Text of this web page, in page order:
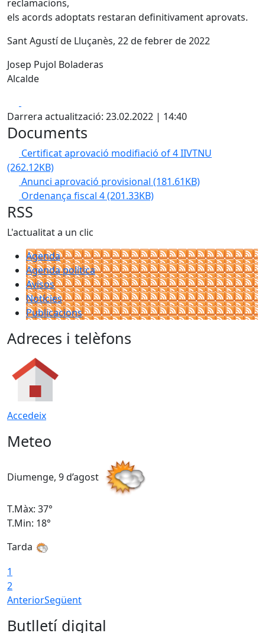
reclamacions,
els acords adoptats restaran definitivament aprovats.
Sant Agustí de Lluçanès, 22 de febrer de 2022
Josep Pujol Boladeras
Alcalde
Darrera actualització: 23.02.2022 | 14:40
Documents
Certificat aprovació modifiació of 4 IIVTNU
(262.12KB)
Anunci aprovació provisional (181.61KB)
Ordenança fiscal 4(201.33KB)
RSS
L'actualitat a un clic
Agenda
Agenda política
Avisos
Notícies
Publicacions
Adreces i telèfons
Accedeix
Meteo
Diumenge, 9 d’agost
T.Màx: 37°
T.Min: 18°
Tarda
1
2
AnteriorSegüent
Butlletí digital